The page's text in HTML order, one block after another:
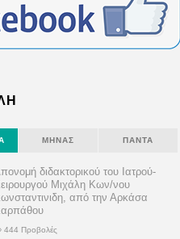
ΜΉΝΑΣ ΠΆΝΤΑ
διδακτορικού του Ιατρού-
Μιχάλη Κων/νου
από την Αρκάσα
444 Προβολές